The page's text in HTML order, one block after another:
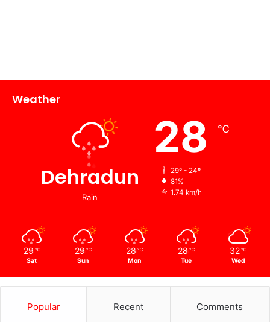
Weather
Dehradun
Rain
28 ℃
29º - 24º
81%
1.74 km/h
29 ℃
Sat
29 ℃
Sun
28 ℃
Mon
28 ℃
Tue
32 ℃
Wed
Popular Recent Comments